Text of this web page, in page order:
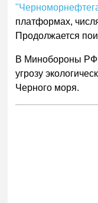
платформах,
Продолжается
В Минобороны РФ
угрозу
Черного моря.